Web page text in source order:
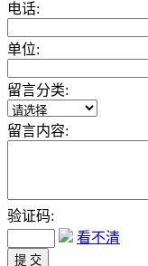
电话:
单位:
留言分类:
留言内容:
验证码:
看不清